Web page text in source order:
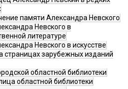
памяти Александра Невского
Невского в
литературе
Невского в искусстве
страницах зарубежных изданий
областной библиотеки
областной библиотеки